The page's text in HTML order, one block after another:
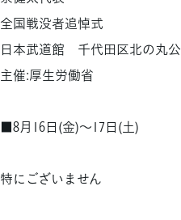
全国戦没者追悼式
日本武道館 千代田区北の丸
主催:厚生労働省
■8月16日(金)～17日(土)
特にございません